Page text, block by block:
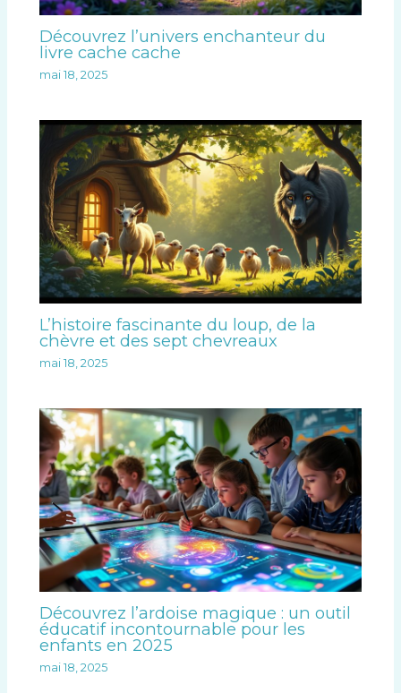
Découvrez l’univers enchanteur du
livre cache cache
mai 18, 2025
L’histoire fascinante du loup, de la
chèvre et des sept chevreaux
mai 18, 2025
Découvrez l’ardoise magique : un outil
éducatif incontournable pour les
enfants en 2025
mai 18, 2025